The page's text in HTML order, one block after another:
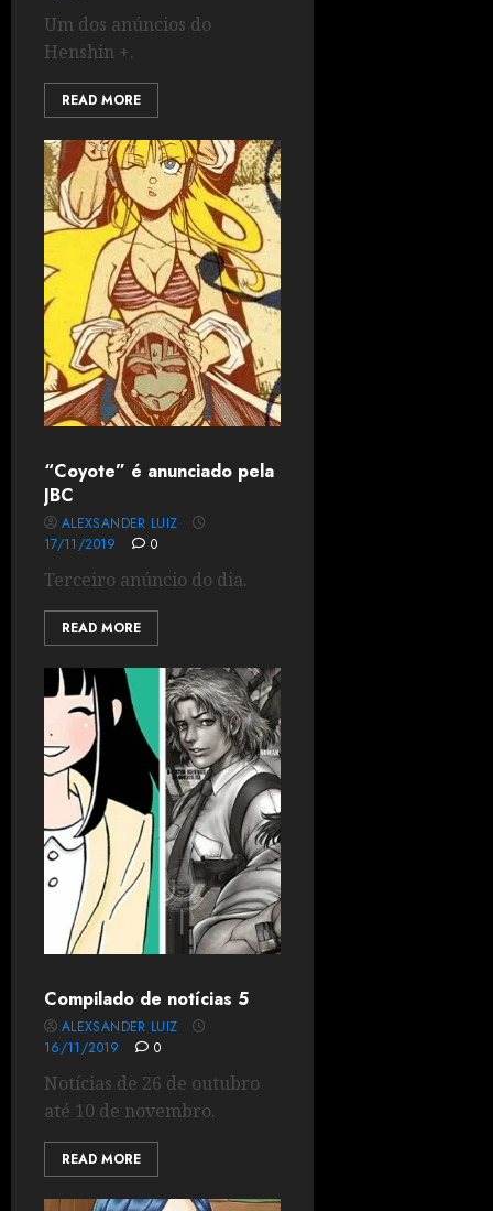
Um dos anúncios do
Henshin +.
READ MORE
“Coyote” é anunciado pela
JBC
ALEXSANDER LUIZ
17/11/2019
0
Terceiro anúncio do dia.
READ MORE
Compilado de notícias 5
ALEXSANDER LUIZ
16/11/2019
0
Notícias de 26 de outubro
até 10 de novembro.
READ MORE